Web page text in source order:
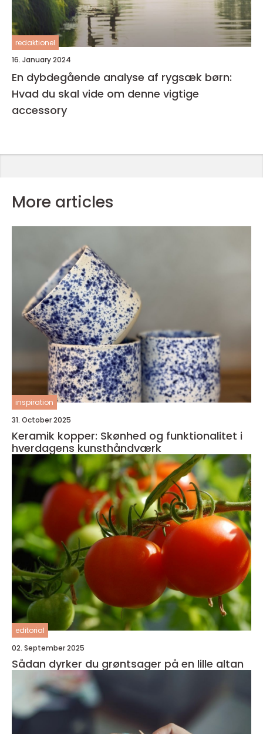
redaktionel
16. January 2024
En dybdegående analyse af rygsæk børn:
Hvad du skal vide om denne vigtige
accessory
More articles
inspiration
31. October 2025
Keramik kopper: Skønhed og funktionalitet i
hverdagens kunsthåndværk
editorial
02. September 2025
Sådan dyrker du grøntsager på en lille altan